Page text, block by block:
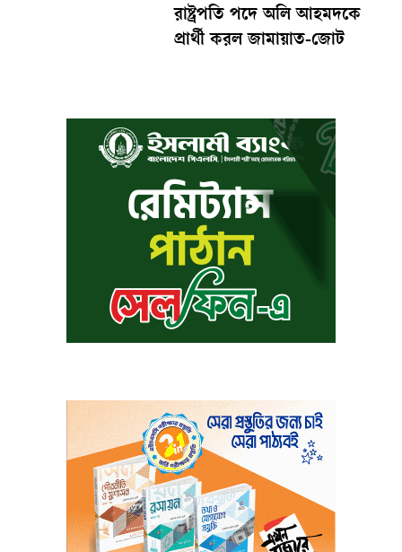
রাষ্ট্রপতি পদে অলি আহমদকে
প্রার্থী করল জামায়াত-জোট